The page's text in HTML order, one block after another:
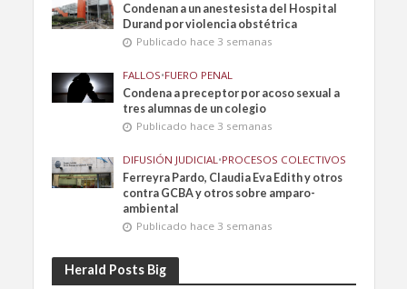
Condenan a un anestesista del Hospital
Durand por violencia obstétrica
Publicado hace 3 semanas
FALLOS•FUERO PENAL
Condena a preceptor por acoso sexual a
tres alumnas de un colegio
Publicado hace 3 semanas
DIFUSIÓN JUDICIAL •PROCESOS COLECTIVOS
Ferreyra Pardo, Claudia Eva Edith y otros
contra GCBA y otros sobre amparo-
ambiental
Publicado hace 3 semanas
Herald Posts Big